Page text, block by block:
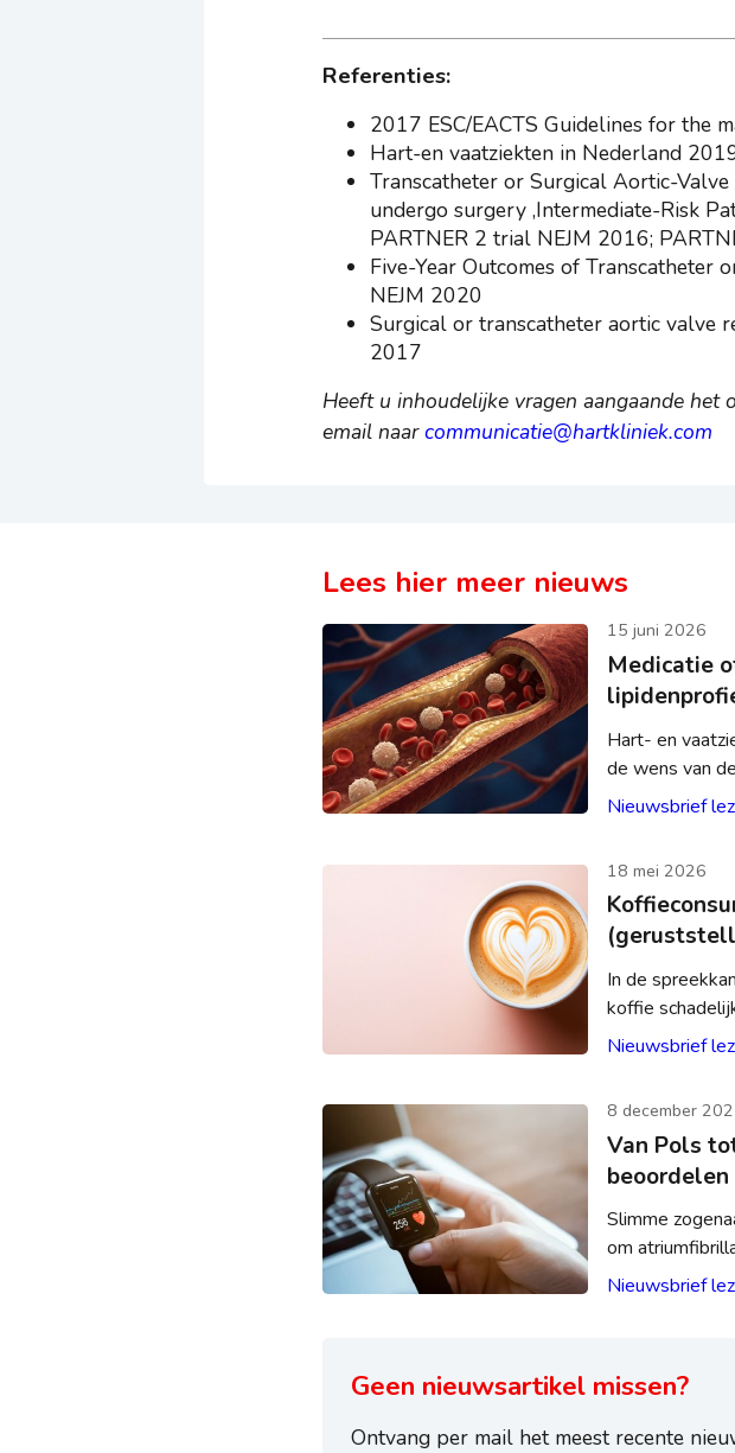
Referenties:
2017 ESC/EACTS Guidelines for the
Hart-en vaatziekten in Nederland
Transcatheter or Surgical Aortic-
undergo surgery ,Intermediate-Risk
PARTNER 2 trial NEJM 2016;
Five-Year Outcomes of Transcatheter
NEJM 2020
Surgical or transcatheter aortic valve
2017
Heeft u inhoudelijke vragen aangaande
email naarcommunicatie@hartkliniek.com
Lees hier meer nieuws
15 juni 2026
Medicatie
Hart- en
de wens van
Nieuwsbrief
18 mei 2026
In de
koffie
Nieuwsbrief
8 december
Van Pols
Slimme
om
Nieuwsbrief
Geen nieuwsartikel missen?
Ontvang per mail het meest recente